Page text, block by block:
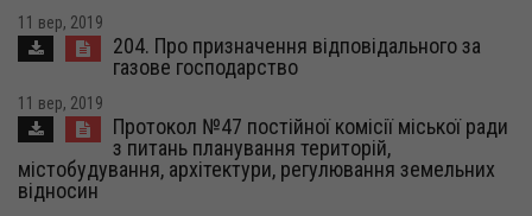
11 вер, 2019
204. Про призначення відповідального за
газове господарство
11 вер, 2019
Протокол №47 постійної комісії міської ради
з питань планування територій,
містобудування, архітектури, регулювання земельних
відносин